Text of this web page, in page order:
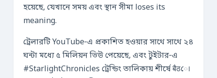
হয়েছে, যেখানে সময় এবং স্থান সীমা loses its
meaning.
ট্রেলারটি YouTube‑এ প্রকাশিত হওয়ার সাথে সাথে ২৪
ঘন্টা মধ্যে ৫ মিলিয়ন ভিউ পেয়েছে, এবং টুইটার‑এ
#StarlightChronicles ট্রেন্ডিং তালিকায় শীর্ষে बैठে।